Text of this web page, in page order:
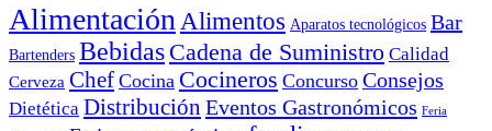
Alimentación Alimentos Aparatos tecnológicos Bar
Bartenders Bebidas Cadena de Suministro Calidad
Cerveza Chef Cocina Cocineros Concurso Consejos
Dietética Distribución Eventos Gastronómicos Feria